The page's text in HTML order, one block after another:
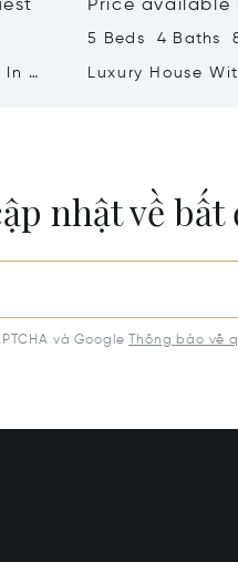
In A
Price available
5 Beds 4 Baths
Luxury House
nhật về
và Google Thông báo về